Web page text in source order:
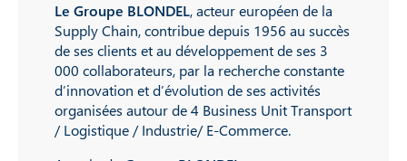
Le Groupe BLONDEL, acteur européen de la
Supply Chain, contribue depuis 1956 au succès
de ses clients et au développement de ses 3
000 collaborateurs, par la recherche constante
d’innovation et d’évolution de ses activités
organisées autour de 4 Business Unit Transport
/ Logistique / Industrie/ E-Commerce.